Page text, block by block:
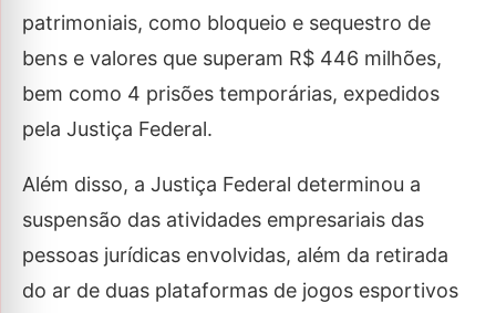
patrimoniais, como bloqueio e sequestro de
bens e valores que superam R$ 446 milhões,
bem como 4 prisões temporárias, expedidos
pela Justiça Federal.
Além disso, a Justiça Federal determinou a
suspensão das atividades empresariais das
pessoas jurídicas envolvidas, além da retirada
do ar de duas plataformas de jogos esportivos